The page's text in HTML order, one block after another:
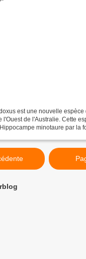
est une nouvelle
l'Ouest de l'Australie. Cette
minotaure par la